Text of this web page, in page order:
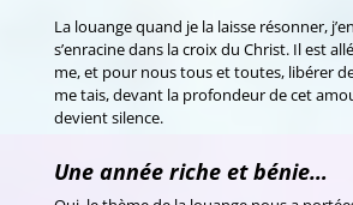
La louange quand je la laisse résonner,
s’enracine dans la croix du Christ. Il est
me, et pour nous tous et toutes, libérer
me tais, devant la profondeur de cet
devient silence.
Une année riche et bénie…